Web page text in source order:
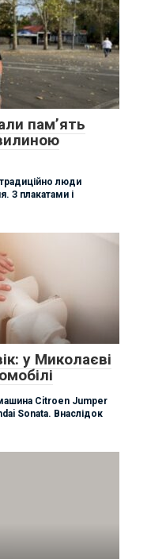
памʼять
люди
З плакатами і
у Миколаєві
Citroen Jumper
Sonata. Внаслідок